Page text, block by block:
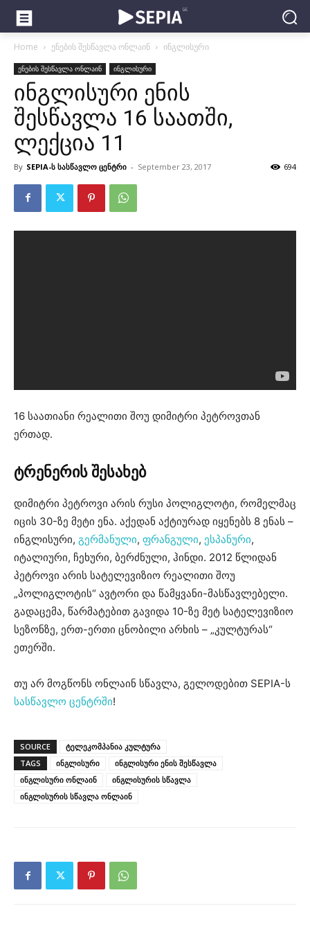
Home ენების შესწავლა ონლაინ ინგლისური
ენების შესწავლა ონლაინ ინგლისური
ინგლისური ენის
შესწავლა 16 საათში,
ლექცია 11
By SEPIA-ს სასწავლო ცენტრი - September 23, 2017 694
16 საათიანი რეალითი შოუ დიმიტრი პეტროვთან
ერთად.
ტრენერის შესახებ
დიმიტრი პეტროვი არის რუსი პოლიგლოტი, რომელმაც
იცის 30-ზე მეტი ენა. აქედან აქტიურად იყენებს 8 ენას –
ინგლისური, გერმანული, ფრანგული, ესპანური,
იტალიური, ჩეხური, ბერძნული, ჰინდი. 2012 წლიდან
პეტროვი არის სატელევიზიო რეალითი შოუ
„პოლიგლოტის“ ავტორი და წამყვანი-მასწავლებელი.
გადაცემა, წარმატებით გავიდა 10-ზე მეტ სატელევიზიო
სეზონზე, ერთ-ერთი ცნობილი არხის – „კულტურას“
ეთერში.
თუ არ მოგწონს ონლაინ სწავლა, გელოდებით SEPIA-ს
სასწავლო ცენტრში!
SOURCE
ტელეკომპანია კულტურა
TAGS
ინგლისური
ინგლისური ენის შესწავლა
ინგლისური ონლაინ
ინგლისურის სწავლა
ინგლისურის სწავლა ონლაინ